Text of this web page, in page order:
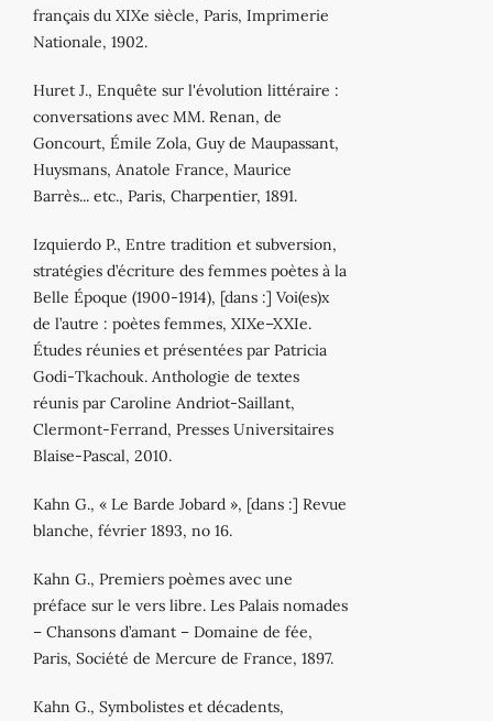
français du XIXe siècle, Paris, Imprimerie
Nationale, 1902.
Huret J., Enquête sur l'évolution littéraire :
conversations avec MM. Renan, de
Goncourt, Émile Zola, Guy de Maupassant,
Huysmans, Anatole France, Maurice
Barrès... etc., Paris, Charpentier, 1891.
Izquierdo P., Entre tradition et subversion,
stratégies d’écriture des femmes poètes à la
Belle Époque (1900‐1914), [dans :] Voi(es)x
de l’autre : poètes femmes, XIXe–XXIe.
Études réunies et présentées par Patricia
Godi‐Tkachouk. Anthologie de textes
réunis par Caroline Andriot‐Saillant,
Clermont‐Ferrand, Presses Universitaires
Blaise‐Pascal, 2010.
Kahn G., « Le Barde Jobard », [dans :] Revue
blanche, février 1893, no 16.
Kahn G., Premiers poèmes avec une
préface sur le vers libre. Les Palais nomades
– Chansons d’amant – Domaine de fée,
Paris, Société de Mercure de France, 1897.
Kahn G., Symbolistes et décadents,